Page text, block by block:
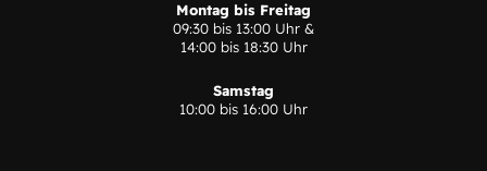
Montag bis Freitag
09:30 bis 13:00 Uhr &
14:00 bis 18:30 Uhr
Samstag
10:00 bis 16:00 Uhr